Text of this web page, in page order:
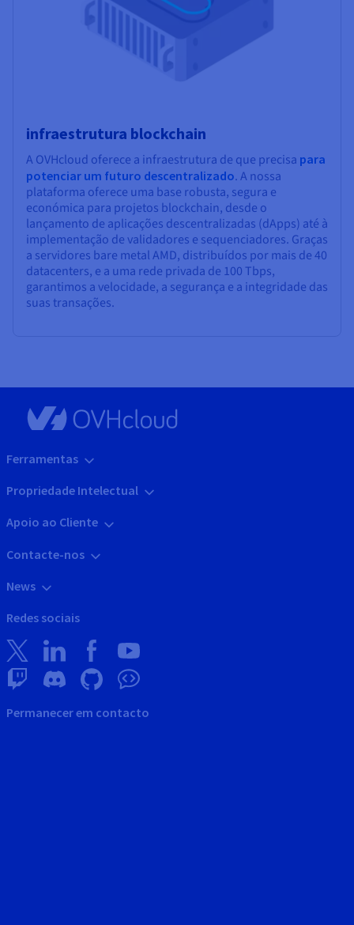
infraestrutura blockchain
A OVHcloud oferece a infraestrutura de que precisa para
potenciar um futuro descentralizado. A nossa
plataforma oferece uma base robusta, segura e
económica para projetos blockchain, desde o
lançamento de aplicações descentralizadas (dApps) até à
implementação de validadores e sequenciadores. Graças
a servidores bare metal AMD, distribuídos por mais de 40
datacenters, e a uma rede privada de 100 Tbps,
garantimos a velocidade, a segurança e a integridade das
suas transações.
Ferramentas
Propriedade Intelectual
Apoio ao Cliente
Contacte-nos
News
Redes sociais
Permanecer em contacto